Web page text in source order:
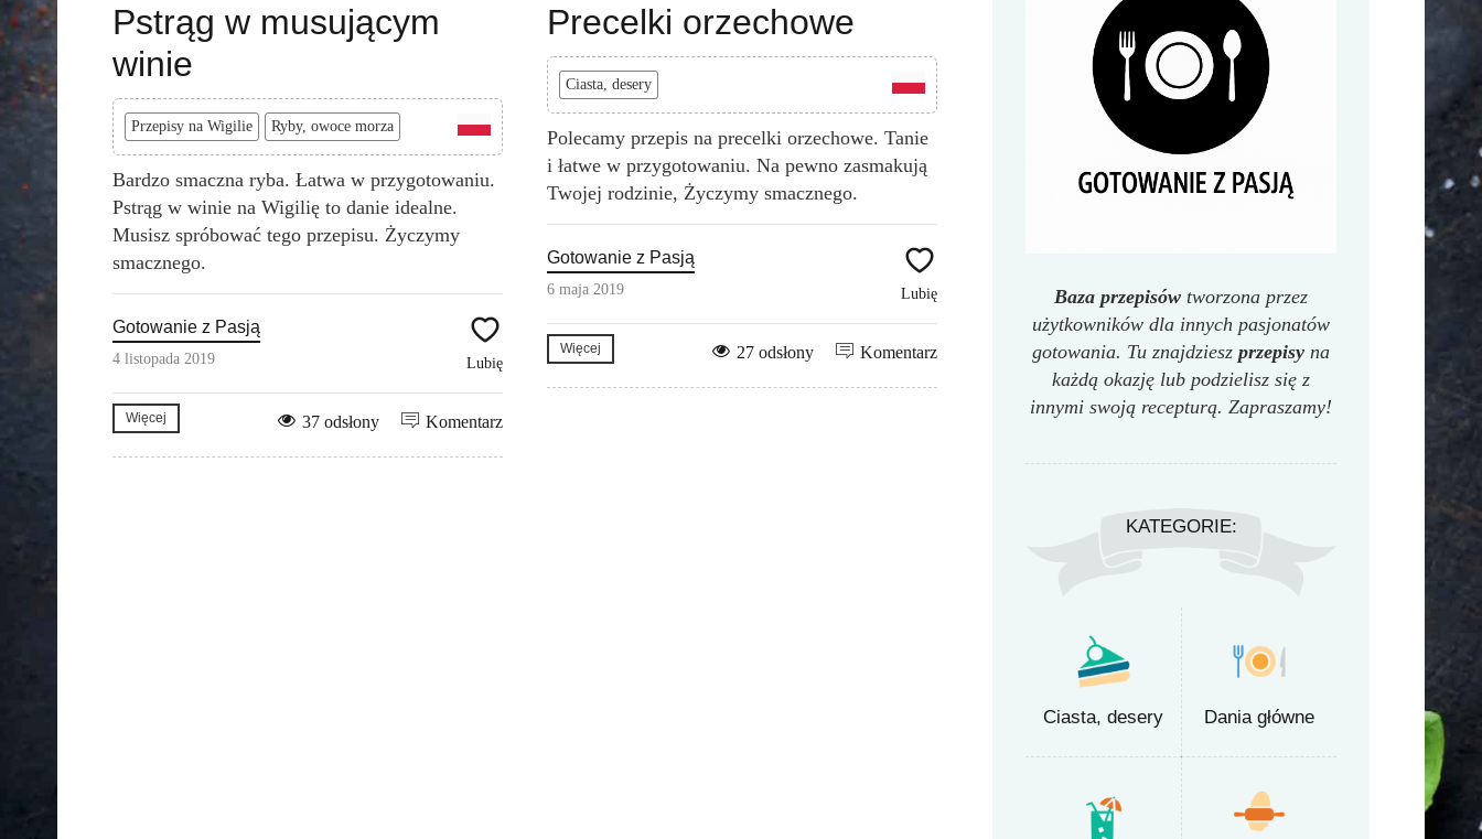
Pstrąg w musującym
winie
Przepisy na Wigilie Ryby, owoce morza
Bardzo smaczna ryba. Łatwa w przygotowaniu.
Pstrąg w winie na Wigilię to danie idealne.
Musisz spróbować tego przepisu. Życzymy
smacznego.
Gotowanie z Pasją
4 listopada 2019 Lubię
Więcej Komentarz
37 odsłony
Precelki orzechowe
Ciasta, desery
Polecamy przepis na precelki orzechowe. Tanie
i łatwe w przygotowaniu. Na pewno zasmakują
Twojej rodzinie, Życzymy smacznego.
Gotowanie z Pasją
6 maja 2019 Lubię
Więcej Komentarz
27 odsłony
Baza przepisów tworzona przez
użytkowników dla innych pasjonatów
gotowania. Tu znajdziesz przepisy na
każdą okazję lub podzielisz się z
innymi swoją recepturą. Zapraszamy!
KATEGORIE:
Ciasta, desery Dania główne